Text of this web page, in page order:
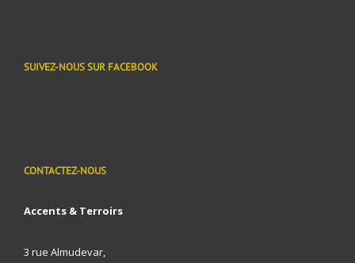
SUIVEZ-NOUS SUR FACEBOOK
CONTACTEZ-NOUS
Accents & Terroirs
3 rue Almudevar,